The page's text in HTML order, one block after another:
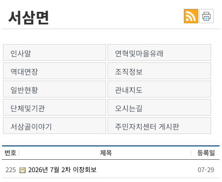
OK 365민원
분야별정보
정보공개
관내지도
군민헌장
국내외교류
장성군사
장성의상징
상징표시
홍길동 캐릭터
군정운영방향
군정목표/방침
주요업무계획
군청안내
행정조직도
청사안내
서삼면
인사말
연혁및마을유래
역대면장
조직정보
일반현황
관내지도
단체및기관
오시는길
서삼골이야기
주민자치센터 게시판
번호 제목
등록일
225
2026년 7월 2차 이장회보
07-29